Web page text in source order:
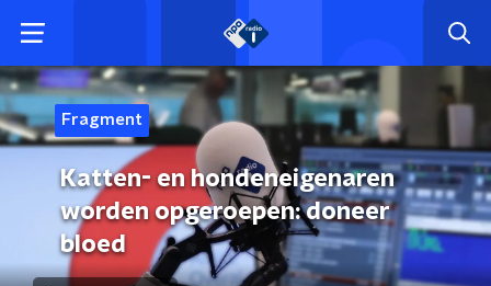
Fragment
Katten- en hondeneigenaren
worden opgeroepen: doneer
bloed